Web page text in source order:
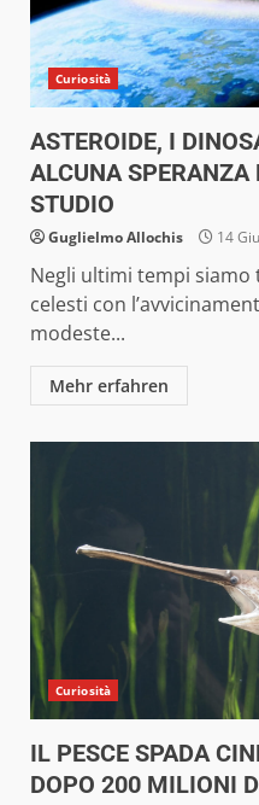
Curiosità
ASTEROIDE, I
ALCUNA SPERANZA
STUDIO
Guglielmo Allochis 14
Negli ultimi tempi
celesti con
modeste...
Mehr erfahren
Curiosità
IL PESCE SPADA
DOPO 200 MILIONI